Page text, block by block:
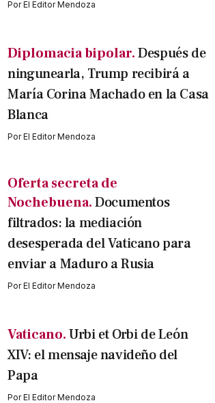
PorEl Editor Mendoza
Diplomacia bipolar.Después de
ningunearla, Trump recibirá a
María Corina Machado en la Casa
Blanca
PorEl Editor Mendoza
Oferta secreta de
Nochebuena.Documentos
filtrados: la mediación
desesperada del Vaticano para
enviar a Maduro a Rusia
PorEl Editor Mendoza
Vaticano.Urbi et Orbi de León
XIV: el mensaje navideño del
Papa
PorEl Editor Mendoza